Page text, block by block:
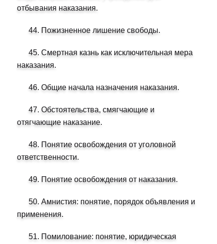
отбывания наказания.
44. Пожизненное лишение свободы.
45. Смертная казнь как исключительная мера
наказания.
46. Общие начала назначения наказания.
47. Обстоятельства, смягчающие и
отягчающие наказание.
48. Понятие освобождения от уголовной
ответственности.
49. Понятие освобождения от наказания.
50. Амнистия: понятие, порядок объявления и
применения.
51. Помилование: понятие, юридическая